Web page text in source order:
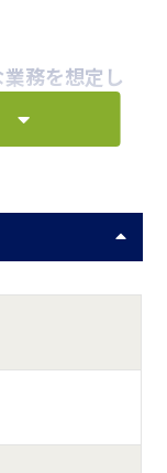
務を想定し
強みに、創業７
てきた自動車整